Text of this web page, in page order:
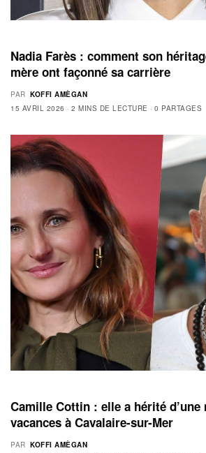
Nadia Farès : comment son
mère ont façonné sa carrière
PAR KOFFI AMÈGAN
15 AVRIL 2026
2 MINS DE LECTURE 0 PARTAGES
Camille Cottin : elle a hérité d’une
vacances à Cavalaire-sur-Mer
PAR KOFFI AMÈGAN